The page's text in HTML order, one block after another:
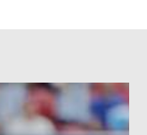
رياضات أخرى